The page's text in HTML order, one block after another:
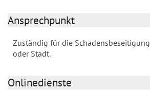
Ansprechpunkt
Zuständig für die
oder Stadt.
Onlinedienste